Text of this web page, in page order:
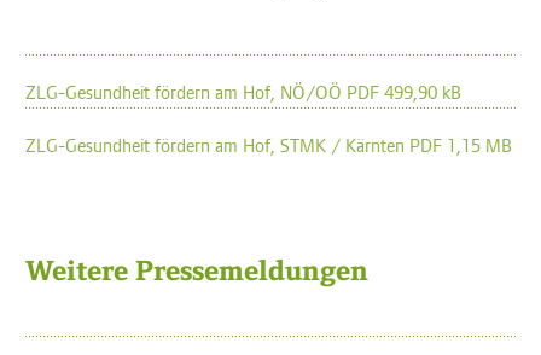
ZLG-Gesundheit fördern am Hof, NÖ/OÖ PDF 499,90 kB
ZLG-Gesundheit fördern am Hof, STMK / Kärnten PDF 1,15 MB
Weitere Pressemeldungen